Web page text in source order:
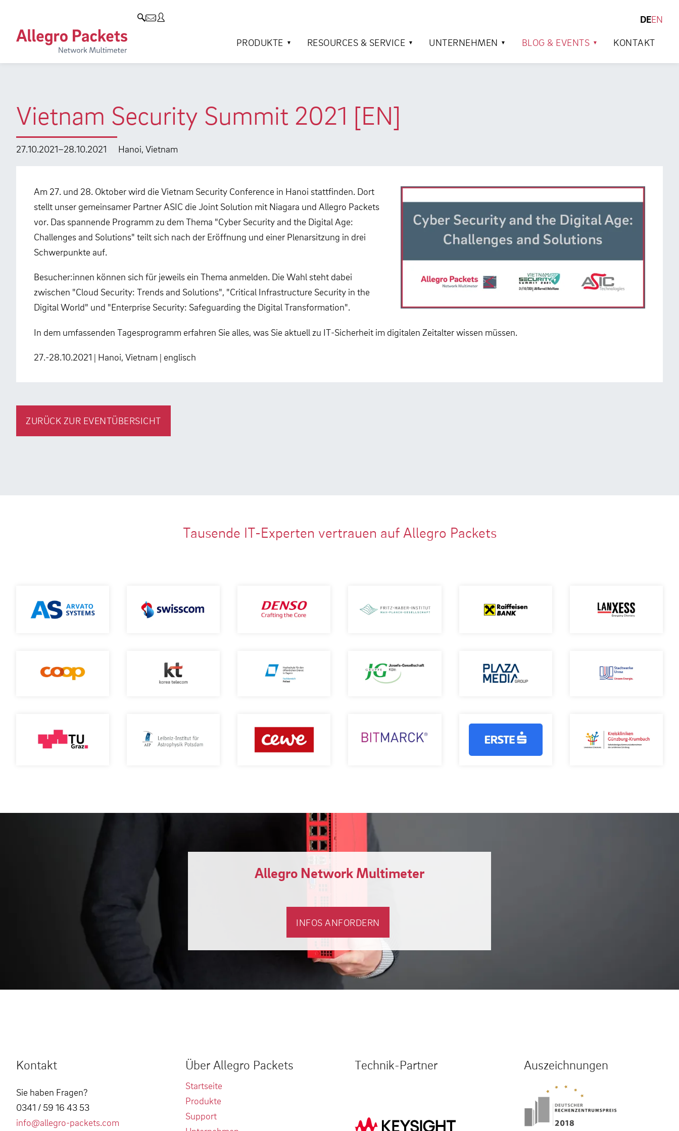
DEEN
PRODUKTE
RESOURCES & SERVICE UNTERNEHMEN BLOG & EVENTS KONTAKT
Vietnam Security Summit 2021 [EN]
27.10.2021–28.10.2021 Hanoi, Vietnam
Am 27. und 28. Oktober wird die Vietnam Security Conference in Hanoi stattfinden. Dort
stellt unser gemeinsamer Partner ASIC die Joint Solution mit Niagara und Allegro Packets
vor. Das spannende Programm zu dem Thema "Cyber Security and the Digital Age:
Challenges and Solutions" teilt sich nach der Eröffnung und einer Plenarsitzung in drei
Schwerpunkte auf.
Besucher:innen können sich für jeweils ein Thema anmelden. Die Wahl steht dabei
zwischen "Cloud Security: Trends and Solutions", "Critical Infrastructure Security in the
Digital World" und "Enterprise Security: Safeguarding the Digital Transformation".
In dem umfassenden Tagesprogramm erfahren Sie alles, was Sie aktuell zu IT-Sicherheit im digitalen Zeitalter wissen müssen.
27.-28.10.2021 | Hanoi, Vietnam | englisch
ZURÜCK ZUR EVENTÜBERSICHT
Tausende IT-Experten vertrauen auf Allegro Packets
Allegro Network Multimeter
INFOS ANFORDERN
Kontakt
Sie haben Fragen?
0341 / 59 16 43 53
info@allegro-packets.com
Über Allegro Packets
Startseite
Produkte
Support
Technik-Partner Auszeichnungen
Allegro Network Multimeter
Analyse-Module
Resources & Service
Use Cases
Solution Briefs
Case Studies
Videos
Produkt-Handbuch
Unternehmen
Unternehmen
Kunden
Umweltschutz
Forschung und Lehre